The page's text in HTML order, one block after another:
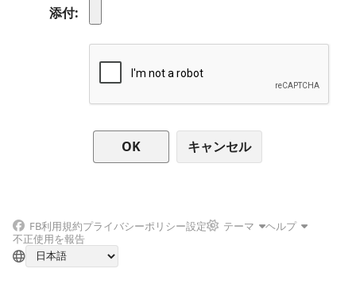
添付
キャンセル
FB利用規約プライバシーポリシー設定 テーマ
ヘルプ
不正使用を報告